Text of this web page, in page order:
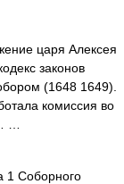
царя Алексея
законов
(1648 1649).
комиссия во
…
1 Соборного